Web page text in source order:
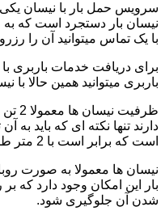
سرویس حمل بار با نیسان
نیسان بار دستجرد است که
با یک تماس میتوانید آن را رزرو
برای دریافت خدمات باربری با
باربری میتوانید همین حالا با
دارند تنها نکته ای که باید به
است که برابر است با 2 متر طول و 1.65 متر عرض.
نیسان ها معمولا به صورت
بار این امکان وجود دارد که
شدن آن جلوگیری شود.